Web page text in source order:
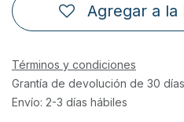
Agregar a la
Términos y condiciones
Grantía de devolución de 30 días
Envío: 2-3 días hábiles